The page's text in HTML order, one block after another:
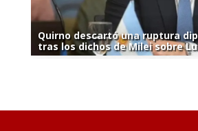
Quirno descartó una ruptura
tras los dichos de Milei sobre